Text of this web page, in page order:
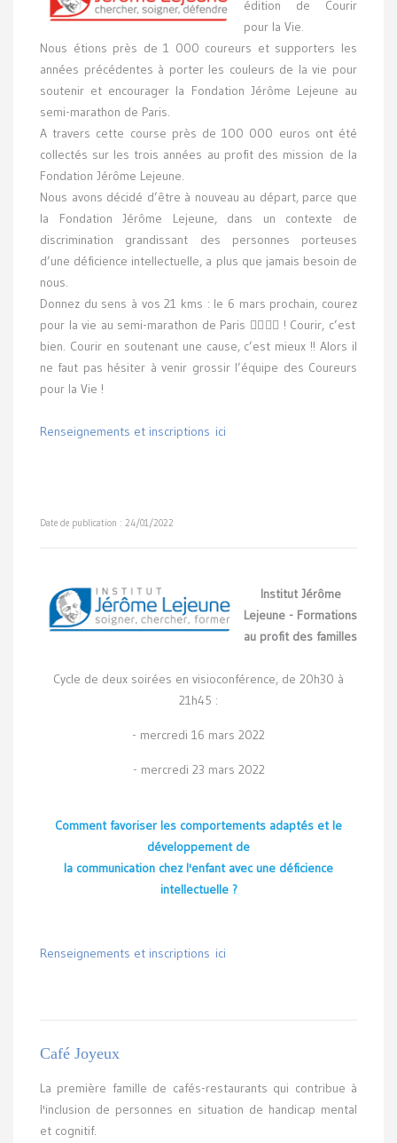
édition de Courir
pour la Vie.
Nous étions près de 1 000 coureurs et supporters les
années précédentes à porter les couleurs de la vie pour
soutenir et encourager la Fondation Jérôme Lejeune au
semi-marathon de Paris.
A travers cette course près de 100 000 euros ont été
collectés sur les trois années au profit des mission de la
Fondation Jérôme Lejeune.
Nous avons décidé d’être à nouveau au départ, parce que
la Fondation Jérôme Lejeune, dans un contexte de
discrimination grandissant des personnes porteuses
d’une déficience intellectuelle, a plus que jamais besoin de
nous.
Donnez du sens à vos 21 kms : le 6 mars prochain, courez
pour la vie au semi-marathon de Paris 🏃‍♂🏃‍♀ ! Courir, c’est
bien. Courir en soutenant une cause, c’est mieux !! Alors il
ne faut pas hésiter à venir grossir l’équipe des Coureurs
pour la Vie !
Renseignements et inscriptions ici
Date de publication : 24/01/2022
Institut Jérôme
Lejeune - Formations
au profit des familles
Cycle de deux soirées en visioconférence, de 20h30 à
21h45 :
- mercredi 16 mars 2022
- mercredi 23 mars 2022
Comment favoriser les comportements adaptés et le
développement de
la communication chez l'enfant avec une déficience
intellectuelle ?
Renseignements et inscriptions ici
Café Joyeux
La première famille de cafés-restaurants qui contribue à
l'inclusion de personnes en situation de handicap mental
et cognitif.